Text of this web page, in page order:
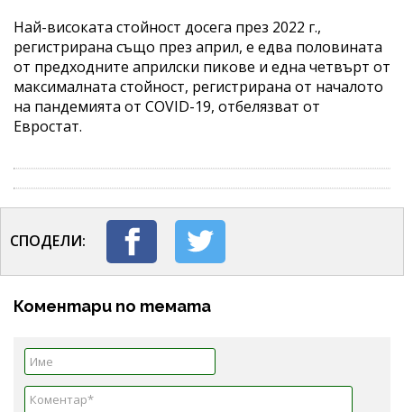
Най-високата стойност досега през 2022 г.,
регистрирана също през април, е едва половината
от предходните априлски пикове и една четвърт от
максималната стойност, регистрирана от началото
на пандемията от COVID-19, отбелязват от
Евростат.
СПОДЕЛИ:
Коментари по темата